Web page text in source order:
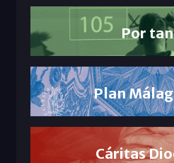
Por
Plan
Cáritas